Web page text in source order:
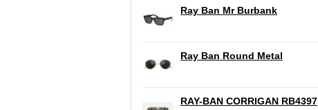
Ray Ban Mr Burbank
Ray Ban Round Metal
RAY-BAN CORRIGAN RB4397